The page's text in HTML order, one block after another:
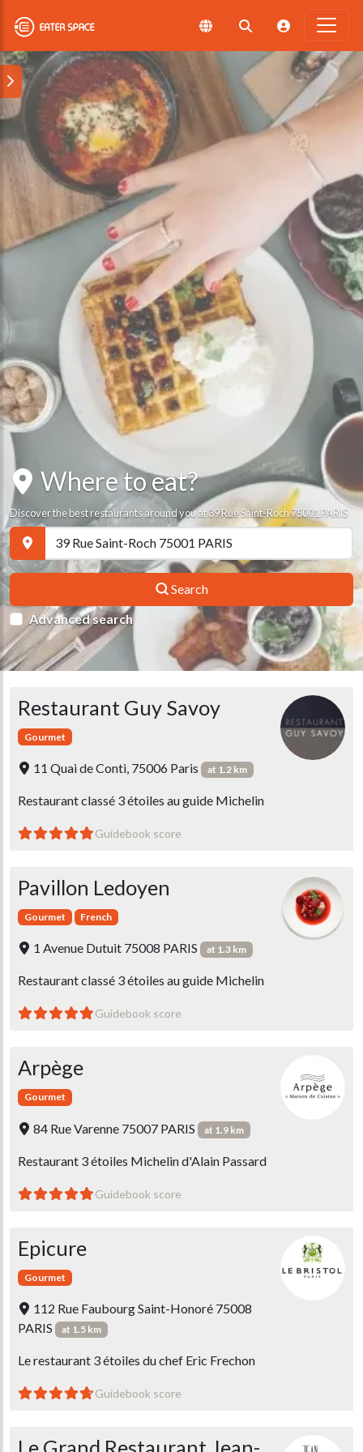
Where to eat?
Discover the best restaurants around you at 39 Rue Saint-Roch 75001 PARIS
Search
Advanced search
Restaurant Guy Savoy
Gourmet
11 Quai de Conti, 75006 Paris at 1.2 km
Restaurant classé 3 étoiles au guide Michelin
Guidebook score
Pavillon Ledoyen
Gourmet French
1 Avenue Dutuit 75008 PARIS at 1.3 km
Restaurant classé 3 étoiles au guide Michelin
Guidebook score
Arpège
Gourmet
84 Rue Varenne 75007 PARIS at 1.9 km
Restaurant 3 étoiles Michelin d'Alain Passard
Guidebook score
Epicure
Gourmet
112 Rue Faubourg Saint-Honoré 75008
PARIS
at 1.5 km
Le restaurant 3 étoiles du chef Eric Frechon
Guidebook score